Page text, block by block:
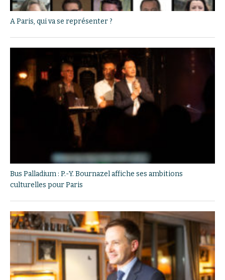
A Paris, qui va se représenter ?
Bus Palladium : P.-Y. Bournazel affiche ses ambitions
culturelles pour Paris